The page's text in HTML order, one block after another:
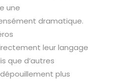
une
dramatique.
leur langage
que d’autres
plus